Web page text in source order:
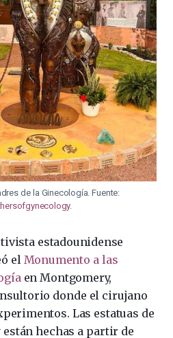
de la Ginecología. Fuente:
.
estadounidense
el Monumento a las
en Montgomery,
donde el cirujano
Las estatuas de
están hechas a partir de